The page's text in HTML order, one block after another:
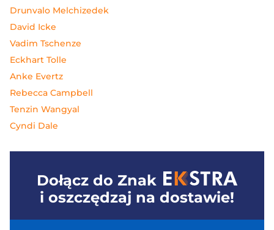
Drunvalo Melchizedek
David Icke
Vadim Tschenze
Eckhart Tolle
Anke Evertz
Rebecca Campbell
Tenzin Wangyal
Cyndi Dale
Dołącz do Znak
i oszczędzaj na dostawie!